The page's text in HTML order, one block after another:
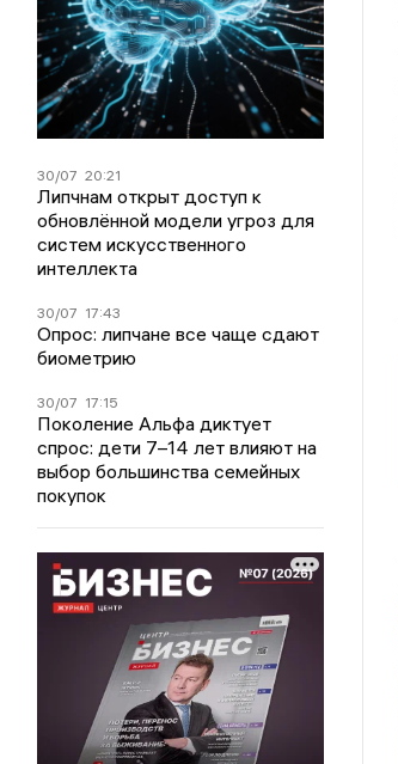
30/07 20:21
Липчнам открыт доступ к
обновлённой модели угроз для
систем искусственного
интеллекта
30/07 17:43
Опрос: липчане все чаще сдают
биометрию
30/07 17:15
Поколение Альфа диктует
спрос: дети 7–14 лет влияют на
выбор большинства семейных
покупок